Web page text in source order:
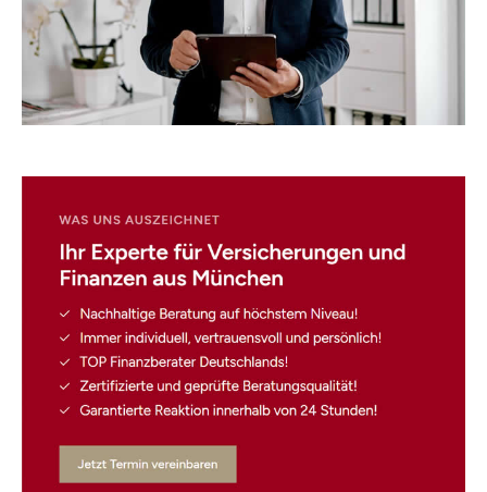
☎️ Schreiben Sie uns.